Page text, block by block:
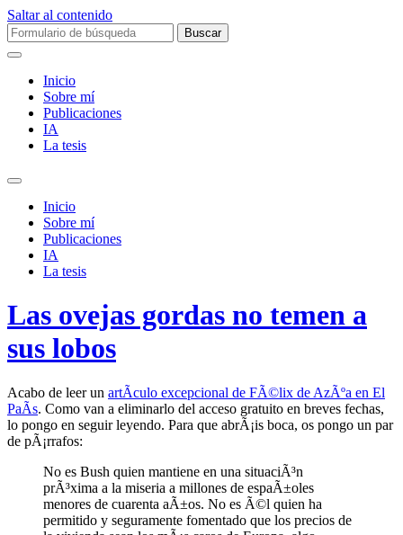
Saltar al contenido
Buscar:
Inicio
Sobre mí­
Publicaciones
IA
La tesis
Alternar
campo
búsqueda
Inicio
Sobre mí­
Publicaciones
IA
La tesis
Las ovejas gordas no temen a
sus lobos
Acabo de leer un artÃ­culo excepcional de FÃ©lix de AzÃºa en El
PaÃ­s. Como van a eliminarlo del acceso gratuito en breves fechas,
lo pongo en seguir leyendo. Para que abrÃ¡is boca, os pongo un par
de pÃ¡rrafos:
No es Bush quien mantiene en una situaciÃ³n
prÃ³xima a la miseria a millones de espaÃ±oles
menores de cuarenta aÃ±os. No es Ã©l quien ha
permitido y seguramente fomentado que los precios de